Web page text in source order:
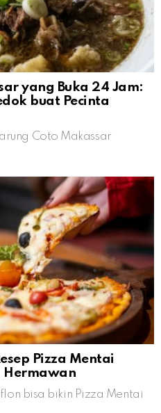
yang Buka 24 Jam:
buat Pecinta
Coto Makassar
Pizza Mentai
Hermawan
bisa bikin Pizza Mentai